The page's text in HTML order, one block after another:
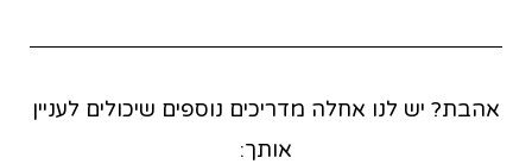
אהבת? יש לנו אחלה מדריכים נוספים שיכולים לעניין
אותך: